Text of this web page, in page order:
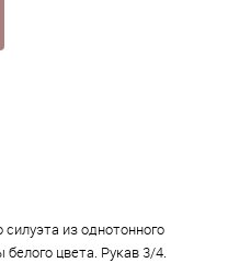
из однотонного
цвета. Рукав 3/4.